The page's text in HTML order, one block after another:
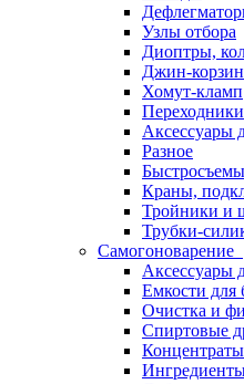
Узлы отбора
Диоптры,
Джин-
Хомут-кламп
Переходники
Аксессуары
Разное
Краны,
Тройники и
Трубки-
Самогоноварение
Аксессуары
Емкости для
Очистка и
Спиртовые
Концентраты